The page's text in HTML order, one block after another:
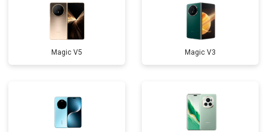
Замена микрофона от 3900 ₽ Заказать
Замена разъема зарядки Заказать
Замена динамика от 4000 ₽ Заказать
Magic V5 Magic V3